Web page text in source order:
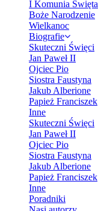
I Komunia Święta
Boże Narodzenie
Wielkanoc
Biografie
Skuteczni Święci
Jan Paweł II
Ojciec Pio
Siostra Faustyna
Jakub Alberione
Papież Franciszek
Inne
Skuteczni Święci
Jan Paweł II
Ojciec Pio
Siostra Faustyna
Jakub Alberione
Papież Franciszek
Inne
Poradniki